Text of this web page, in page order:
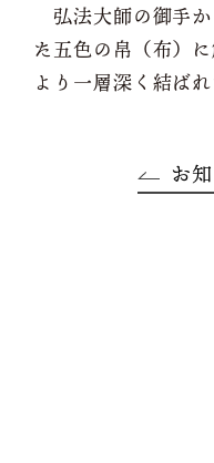
弘法大師の御手
た五色の帛（布）
より一層深く結ば
お